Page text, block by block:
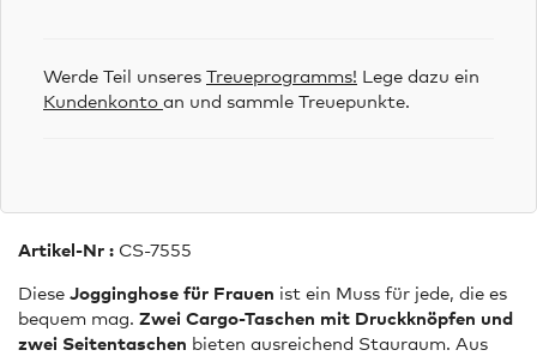
Werde Teil unseres Treueprogramms! Lege dazu ein
Kundenkonto an und sammle Treuepunkte.
Artikel-Nr : CS-7555
Diese Jogginghose für Frauen ist ein Muss für jede, die es
bequem mag. Zwei Cargo-Taschen mit Druckknöpfen und
zwei Seitentaschen bieten ausreichend Stauraum. Aus